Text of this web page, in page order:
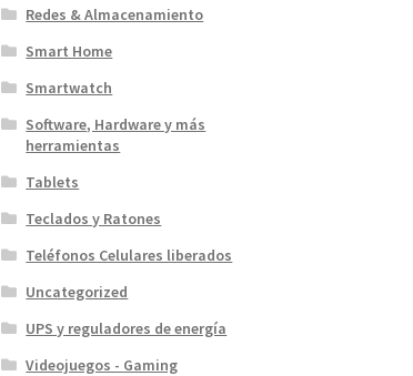
Redes & Almacenamiento
Smart Home
Smartwatch
Software, Hardware y más
herramientas
Tablets
Teclados y Ratones
Teléfonos Celulares liberados
Uncategorized
UPS y reguladores de energía
Videojuegos - Gaming